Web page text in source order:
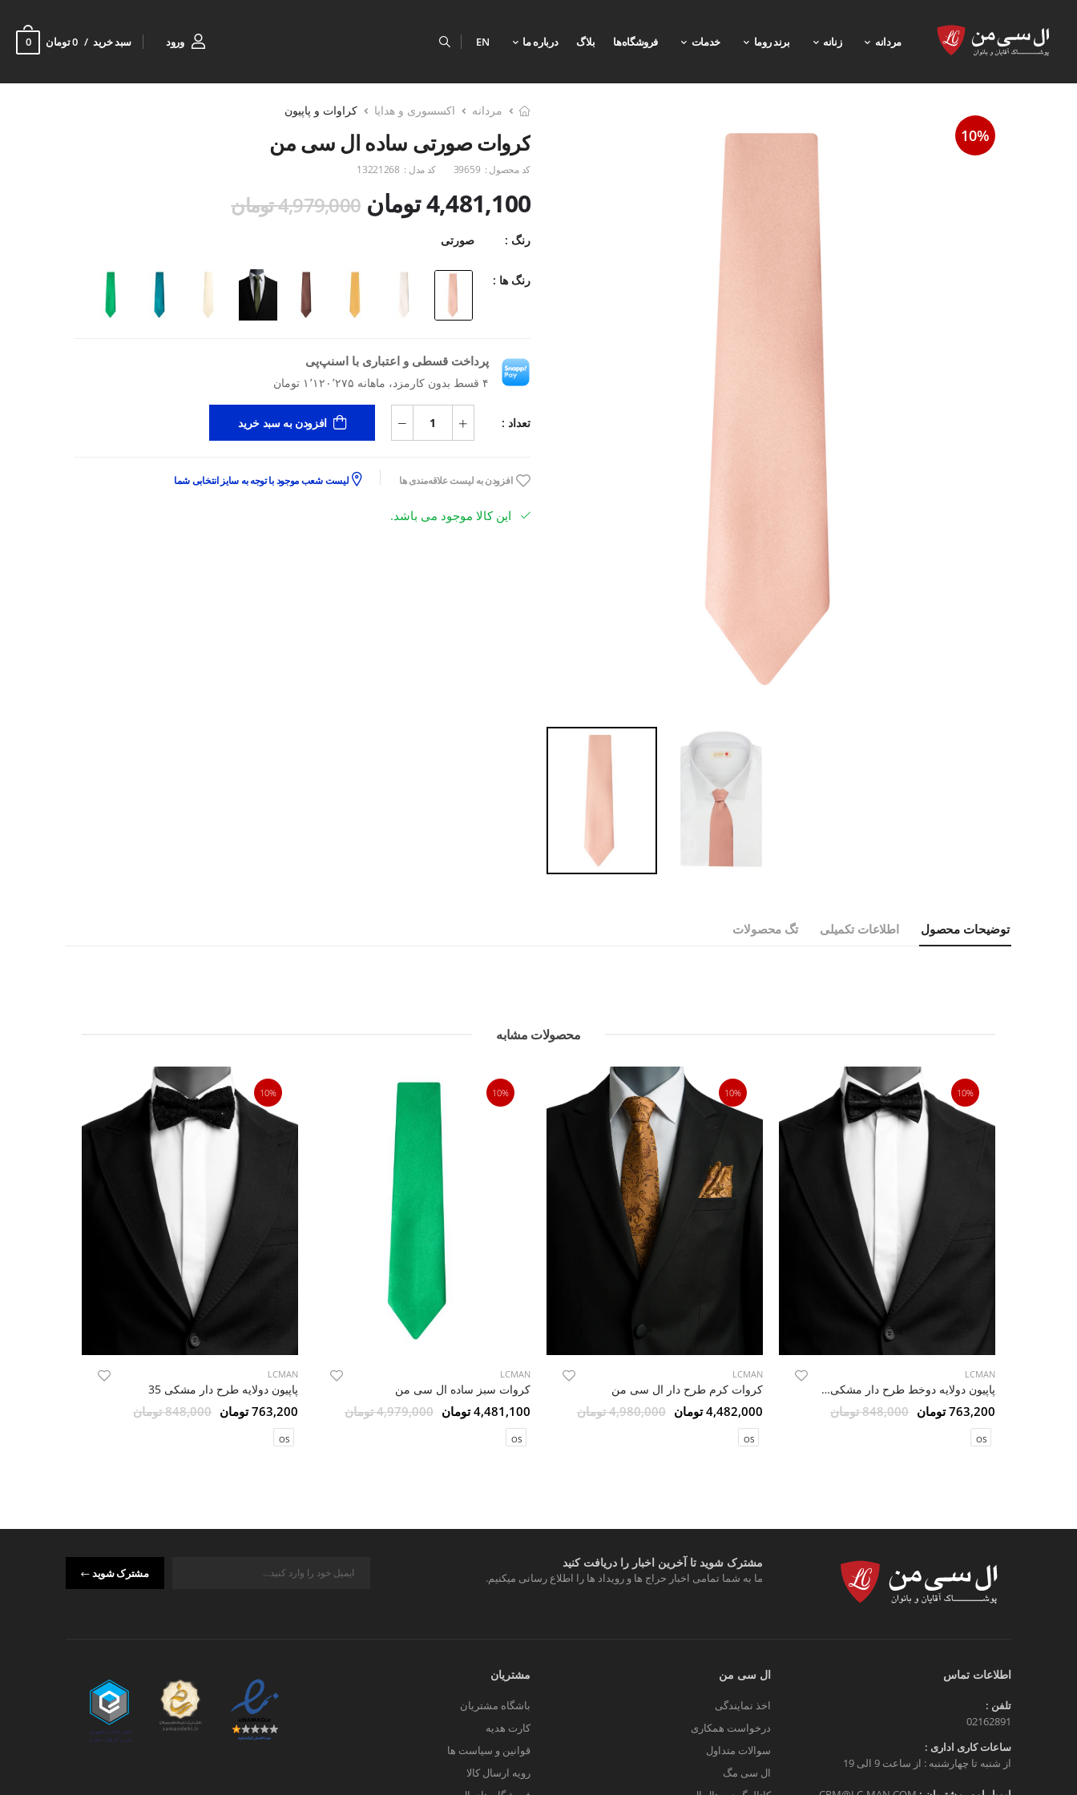
مردانه زنانه برند روما خدمات فروشگاه‌ها بلاگ درباره ما EN ورود سبد خرید 0 تومان 0
10%
مردانه اکسسوری و هدایا کراوات و پاپیون
کروات صورتی ساده ال سی من
کد محصول : 39659 کد مدل : 13221268
4,481,100 تومان 4,979,000 تومان
رنگ : صورتی
رنگ ها :
پرداخت قسطی و اعتباری با اسنپ‌پی
۴ قسط بدون کارمزد، ماهانه ۱٬۱۲۰٬۲۷۵ تومان
تعداد : افزودن به سبد خرید
افزودن به لیست علاقه‌مندی ها لیست شعب موجود با توجه به سایز انتخابی شما
این کالا موجود می باشد.
توضیحات محصول اطلاعات تکمیلی تگ محصولات
محصولات مشابه
10%
LCMAN
پاپیون دولایه دوخط طرح دار مشکی 39
763,200 تومان 848,000 تومان
OS
10%
LCMAN
کروات کرم طرح دار ال سی من
4,482,000 تومان 4,980,000 تومان
OS
10%
LCMAN
کروات سبز ساده ال سی من
4,481,100 تومان 4,979,000 تومان
OS
10%
LCMAN
پاپیون دولایه طرح دار مشکی 35
763,200 تومان 848,000 تومان
OS
مشترک شوید تا آخرین اخبار را دریافت کنید
ما به شما تمامی اخبار حراج ها و رویداد ها را اطلاع رسانی میکنیم. مشترک شوید
اطلاعات تماس
تلفن :
02162891
ساعات کاری اداری :
از شنبه تا چهارشنبه : از ساعت 9 الی 19
ال سی من
اخذ نمایندگی
درخواست همکاری
سوالات متداول
ال سی مگ
مشتریان
باشگاه مشتریان
کارت هدیه
قوانین و سیاست ها
رویه ارسال کالا